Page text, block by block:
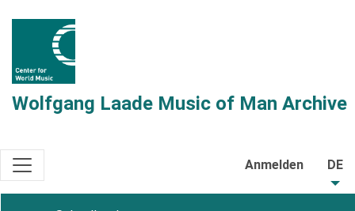
Wolfgang Laade Music of Man Archive
Anmelden DE